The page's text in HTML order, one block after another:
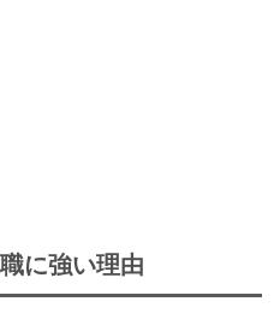
に強い理由